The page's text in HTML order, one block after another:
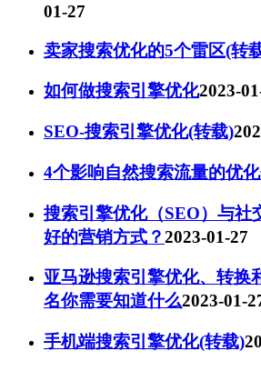
01-27
卖家搜索优化的5个雷区(转
如何做搜索引擎优化2023-
SEO-搜索引擎优化(转载)
4个影响自然搜索流量的优
搜索引擎优化（SEO）与社
好的营销方式？2023-01-27
亚马逊搜索引擎优化、转换
名你需要知道什么2023-01-
手机端搜索引擎优化(转载)